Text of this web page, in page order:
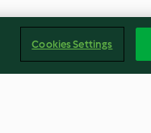
Cookies Settings